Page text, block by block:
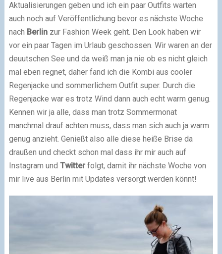
Aktualisierungen geben und ich ein paar Outfits warten
auch noch auf Veröffentlichung bevor es nächste Woche
nach Berlinzur Fashion Week geht. Den Look haben wir
vor ein paar Tagen im Urlaub geschossen. Wir waren an der
deuutschen See und da weiß man ja nie ob es nicht gleich
mal eben regnet, daher fand ich die Kombi aus cooler
Regenjacke und sommerlichem Outfit super. Durch die
Regenjacke war es trotz Wind dann auch echt warm genug.
Kennen wir ja alle, dass man trotz Sommermonat
manchmal drauf achten muss, dass man sich auch ja warm
genug anzieht. Genießt also alle diese heiße Brise da
draußen und checkt schon mal dass ihr mir auch auf
Instagram und Twitterfolgt, damit ihr nächste Woche von
mir live aus Berlin mit Updates versorgt werden könnt!